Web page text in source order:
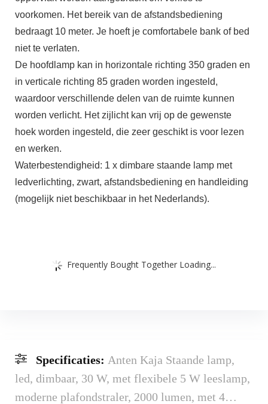
voorkomen. Het bereik van de afstandsbediening
bedraagt 10 meter. Je hoeft je comfortabele bank of bed
niet te verlaten.
De hoofdlamp kan in horizontale richting 350 graden en
in verticale richting 85 graden worden ingesteld,
waardoor verschillende delen van de ruimte kunnen
worden verlicht. Het zijlicht kan vrij op de gewenste
hoek worden ingesteld, die zeer geschikt is voor lezen
en werken.
Waterbestendigheid: 1 x dimbare staande lamp met
ledverlichting, zwart, afstandsbediening en handleiding
(mogelijk niet beschikbaar in het Nederlands).
Frequently Bought Together Loading...
Specificaties: Anten Kaja Staande lamp,
led, dimbaar, 30 W, met flexibele 5 W leeslamp,
moderne plafondstraler, 2000 lumen, met 4…